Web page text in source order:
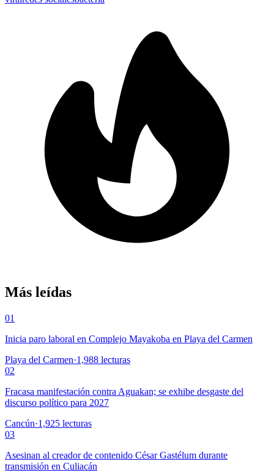
Más leídas
01
Inicia paro laboral en Complejo Mayakoba en Playa del Carmen
Playa del Carmen·1,988 lecturas
02
Fracasa manifestación contra Aguakan; se exhibe desgaste del
discurso político para 2027
Cancún·1,925 lecturas
03
Asesinan al creador de contenido César Gastélum durante
transmisión en Culiacán